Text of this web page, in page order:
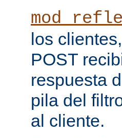
los
POST
respuesta
pila del
al cliente.